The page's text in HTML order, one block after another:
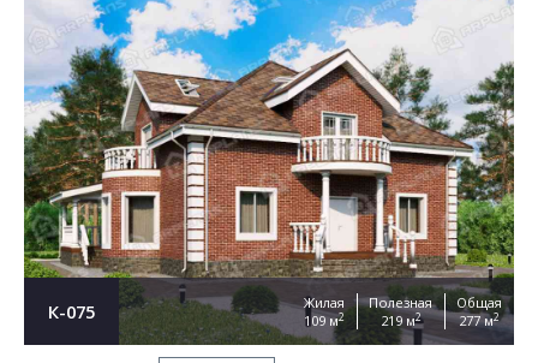
К-075
Жилая
109 м2
Полезная
219 м2
Общая
277 м2
Прикрепить файл
Согласен на обработку персональных данных
This site is protected by reCAPTCHA and the GooglePrivacy PolicyandTerms of Service
ОТПРАВИТЬ